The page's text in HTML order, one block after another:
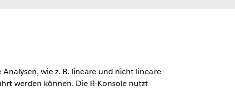
wie z. B. lineare und nicht lineare
werden können. Die R-Konsole nutzt